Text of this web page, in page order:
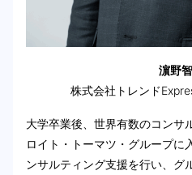
濵野
株式会社トレンド
大学卒業後、世界有数のコンサ
ロイト・トーマツ・グループに
ンサルティング支援を行い、グ